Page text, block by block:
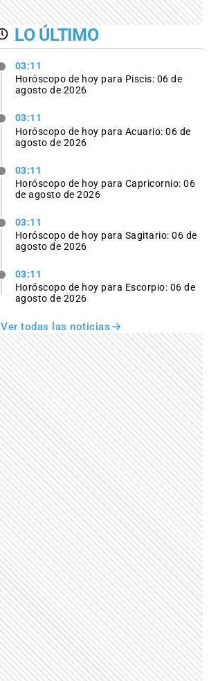
LO ÚLTIMO
03:11
Horóscopo de hoy para Piscis: 06 de
agosto de 2026
03:11
Horóscopo de hoy para Acuario: 06 de
agosto de 2026
03:11
Horóscopo de hoy para Capricornio: 06
de agosto de 2026
03:11
Horóscopo de hoy para Sagitario: 06 de
agosto de 2026
03:11
Horóscopo de hoy para Escorpio: 06 de
agosto de 2026
Ver todas las noticias